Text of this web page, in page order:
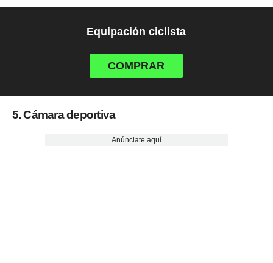
Equipación ciclista
COMPRAR
5. Cámara deportiva
Anúnciate aquí